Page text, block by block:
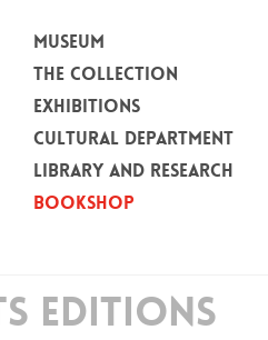
MUSEUM
THE COLLECTION
EXHIBITIONS
CULTURAL DEPARTMENT
LIBRARY AND RESEARCH
BOOKSHOP
EDITIONS